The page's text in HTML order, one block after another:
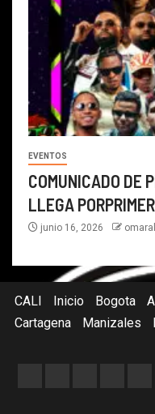
EVENTOS
COMUNICADO DE
LLEGA
junio 16, 2026
CALI Inicio Bogota
Cartagena
Manizales